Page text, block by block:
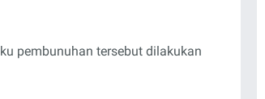
pembunuhan tersebut dilakukan